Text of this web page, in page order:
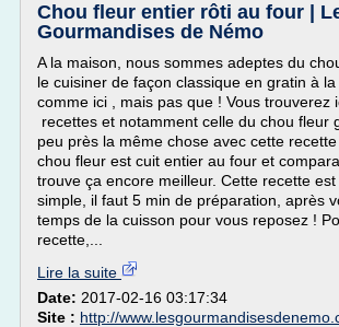
Chou fleur entier rôti au four |
Gourmandises de Némo
A la maison, nous sommes adeptes du
le cuisiner de façon classique en gratin à
comme ici , mais pas que ! Vous trouverez
recettes et notamment celle du chou fleur
peu près la même chose avec cette
chou fleur est cuit entier au four et
trouve ça encore meilleur. Cette recette
simple, il faut 5 min de préparation, après
temps de la cuisson pour vous reposez !
recette,...
Lire la suite
Date: 2017-02-16 03:17:34
Site : http://